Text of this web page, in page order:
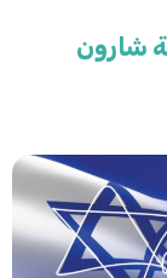
شارون